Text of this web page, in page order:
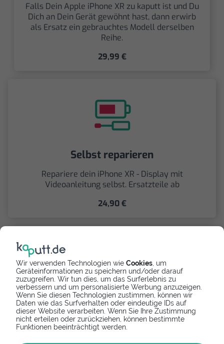
Wir verwenden Technologien wie Cookies , um
Geräteinformationen zu speichern und/oder darauf
zuzugreifen. Wir tun dies, um das Surferlebnis zu
verbessern und um personalisierte Werbung anzuzeigen.
Wenn Sie diesen Technologien zustimmen, können wir
Daten wie das Surfverhalten oder eindeutige IDs auf
dieser Website verarbeiten. Wenn Sie Ihre Zustimmung
nicht erteilen oder zurückziehen, können bestimmte
Funktionen beeinträchtigt werden.
Falls Dein Apple iPhone XR zu kaputt ist und Du
Dich an Dein Gerät gewöhnt hast, dann erwirb
als Ersatz ein gebrauchtes Modell derselben
Reihe.
29,99 €
Selbst reparieren
Repariere dein iPhone XR - Display mit
Videoanleitung selbst. Ersatzteile ab
24,90 €
Spenden
Spende Dein Gerät über
handysfuerdieumwelt.de
für einen guten Zweck.